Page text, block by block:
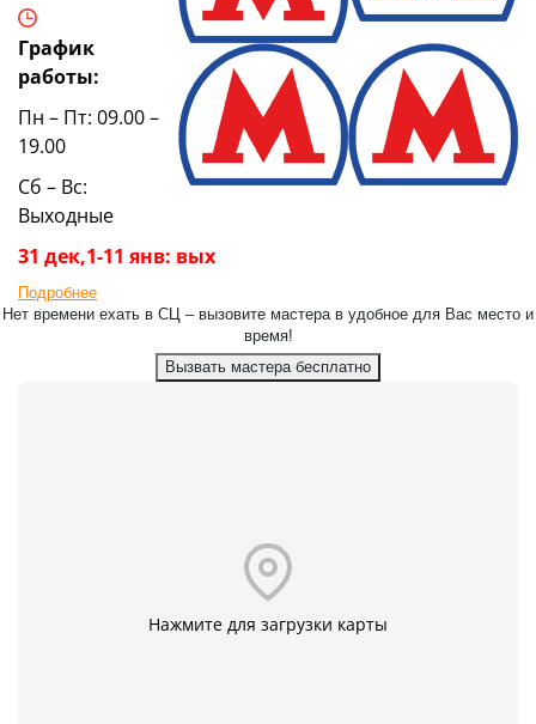
График
работы:
Пн – Пт: 09.00 –
19.00
Сб – Вс:
Выходные
31 дек,1-11 янв: вых
Подробнее
Нет времени ехать в СЦ – вызовите мастера в удобное для Вас место и
время!
Вызвать мастера бесплатно
Нажмите для загрузки карты